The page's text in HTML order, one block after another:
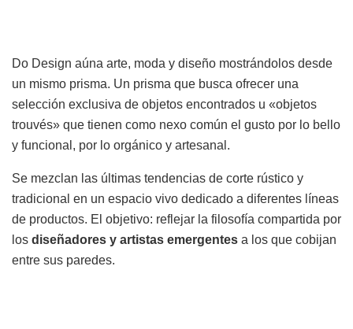
Do Design aúna arte, moda y diseño mostrándolos desde
un mismo prisma. Un prisma que busca ofrecer una
selección exclusiva de objetos encontrados u «objetos
trouvés» que tienen como nexo común el gusto por lo bello
y funcional, por lo orgánico y artesanal.
Se mezclan las últimas tendencias de corte rústico y
tradicional en un espacio vivo dedicado a diferentes líneas
de productos. El objetivo: reflejar la filosofía compartida por
los diseñadores y artistas emergentes a los que cobijan
entre sus paredes.